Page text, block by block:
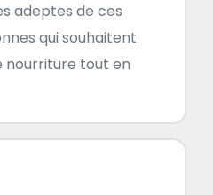
adeptes de ces
qui souhaitent
nourriture tout en